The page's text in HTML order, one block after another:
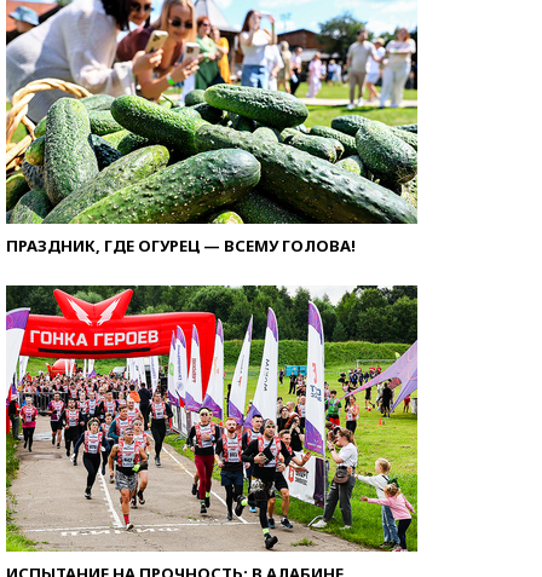
ПРАЗДНИК, ГДЕ ОГУРЕЦ — ВСЕМУ ГОЛОВА!